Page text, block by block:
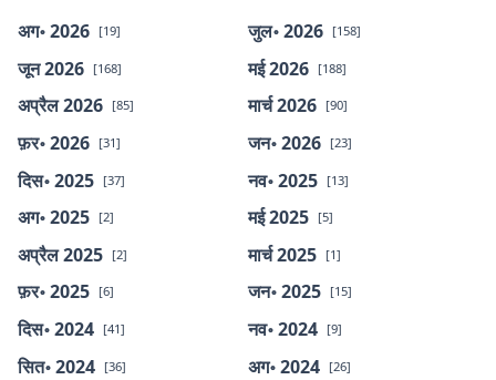
अग॰ 2026 [19] जुल॰ 2026 [158]
जून 2026 [168] मई 2026 [188]
अप्रैल 2026 [85] मार्च 2026 [90]
फ़र॰ 2026 [31] जन॰ 2026 [23]
दिस॰ 2025 [37] नव॰ 2025 [13]
अग॰ 2025 [2] मई 2025 [5]
अप्रैल 2025 [2] मार्च 2025 [1]
फ़र॰ 2025 [6] जन॰ 2025 [15]
दिस॰ 2024 [41] नव॰ 2024 [9]
सित॰ 2024 [36] अग॰ 2024 [26]